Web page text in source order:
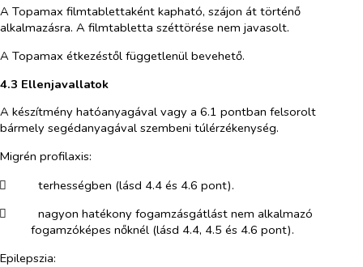
A Topamax filmtablettaként kapható, szájon át történő
alkalmazásra. A filmtabletta széttörése nem javasolt.
A Topamax étkezéstől függetlenül bevehető.
4.3 Ellenjavallatok
A készítmény hatóanyagával vagy a 6.1 pontban felsorolt
bármely segédanyagával szembeni túlérzékenység.
Migrén profilaxis:
​
terhességben (lásd 4.4 és 4.6 pont).
​
nagyon hatékony fogamzásgátlást nem alkalmazó
fogamzóképes nőknél (lásd 4.4, 4.5 és 4.6 pont).
Epilepszia: